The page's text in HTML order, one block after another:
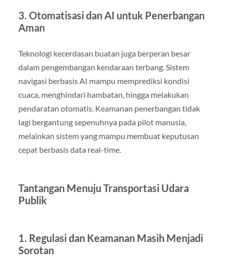
3. Otomatisasi dan AI untuk Penerbangan
Aman
Teknologi kecerdasan buatan juga berperan besar
dalam pengembangan kendaraan terbang. Sistem
navigasi berbasis AI mampu memprediksi kondisi
cuaca, menghindari hambatan, hingga melakukan
pendaratan otomatis. Keamanan penerbangan tidak
lagi bergantung sepenuhnya pada pilot manusia,
melainkan sistem yang mampu membuat keputusan
cepat berbasis data real-time.
Tantangan Menuju Transportasi Udara
Publik
1. Regulasi dan Keamanan Masih Menjadi
Sorotan